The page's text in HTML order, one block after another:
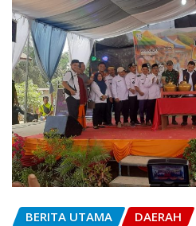
BERITA UTAMA DAERAH